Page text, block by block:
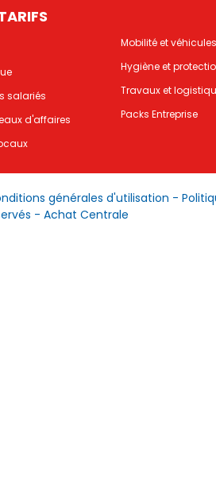
salariés
d'affaires
Mobilité et véhicules
Hygiène et
Travaux et
Packs Entreprise
générales d'utilisation -
- Achat Centrale